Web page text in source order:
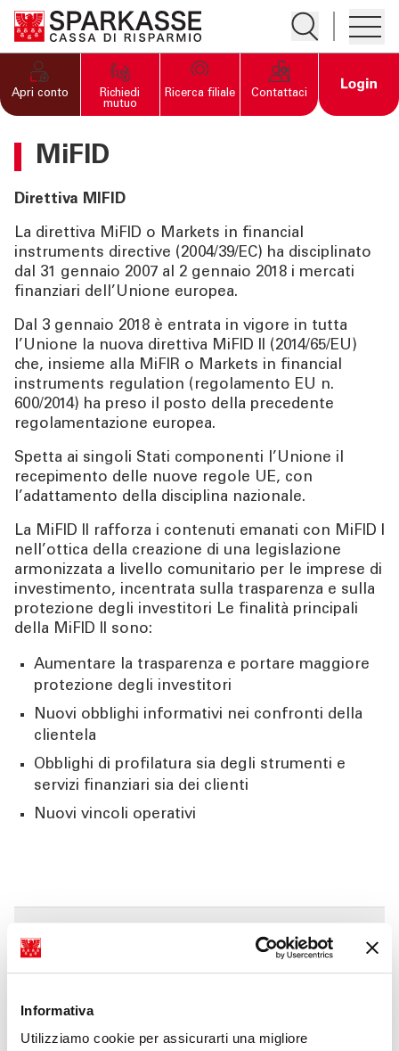
Informativa
Utilizziamo cookie per assicurarti una migliore
Apre la
Apre il
PRIVATI E FAMIGLIE
SERVIZI IMPRESE
CHI SIAMO
TOOL
ATTUALITÀ
CONTATTI
Apri conto
Richiedi
mutuo
Ricerca filiale Contattaci Open
MiFID
Direttiva MIFID
La direttiva MiFID o Markets in financial
instruments directive (2004/39/EC) ha disciplinato
dal 31 gennaio 2007 al 2 gennaio 2018 i mercati
finanziari dell’Unione europea.
Dal 3 gennaio 2018 è entrata in vigore in tutta
l’Unione la nuova direttiva MiFID II (2014/65/EU)
che, insieme alla MiFIR o Markets in financial
instruments regulation (regolamento EU n.
600/2014) ha preso il posto della precedente
regolamentazione europea.
Spetta ai singoli Stati componenti l’Unione il
recepimento delle nuove regole UE, con
l’adattamento della disciplina nazionale.
La MiFID II rafforza i contenuti emanati con MiFID I
nell’ottica della creazione di una legislazione
armonizzata a livello comunitario per le imprese di
investimento, incentrata sulla trasparenza e sulla
protezione degli investitori Le finalità principali
della MiFID II sono:
Aumentare la trasparenza e portare maggiore
protezione degli investitori
Nuovi obblighi informativi nei confronti della
clientela
Obblighi di profilatura sia degli strumenti e
servizi finanziari sia dei clienti
Nuovi vincoli operativi
Le prime cinque sedi di
negoziazione (Regolamento
01